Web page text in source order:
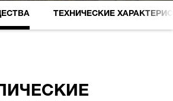
ТЕХНИЧЕСКИЕ